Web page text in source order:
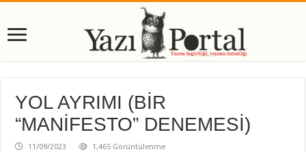
YOL AYRIMI (BİR
“MANİFESTO” DENEMESİ)
11/09/2023 1,465 Görüntülenme